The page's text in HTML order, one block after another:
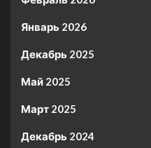
Январь 2026
Декабрь 2025
Май 2025
Март 2025
Декабрь 2024